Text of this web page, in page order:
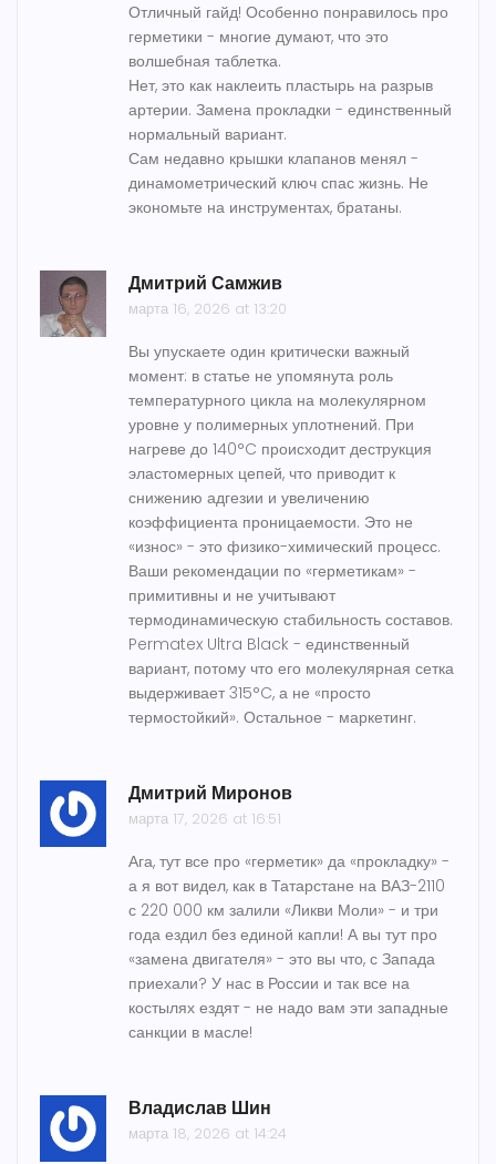
Отличный гайд! Особенно понравилось про
герметики - многие думают, что это
волшебная таблетка.
Нет, это как наклеить пластырь на разрыв
артерии. Замена прокладки - единственный
нормальный вариант.
Сам недавно крышки клапанов менял -
динамометрический ключ спас жизнь. Не
экономьте на инструментах, братаны.
Дмитрий Самжив
марта 16, 2026 at 13:20
Вы упускаете один критически важный
момент: в статье не упомянута роль
температурного цикла на молекулярном
уровне у полимерных уплотнений. При
нагреве до 140°C происходит деструкция
эластомерных цепей, что приводит к
снижению адгезии и увеличению
коэффициента проницаемости. Это не
«износ» - это физико-химический процесс.
Ваши рекомендации по «герметикам» -
примитивны и не учитывают
термодинамическую стабильность составов.
Permatex Ultra Black - единственный
вариант, потому что его молекулярная сетка
выдерживает 315°C, а не «просто
термостойкий». Остальное - маркетинг.
Дмитрий Миронов
марта 17, 2026 at 16:51
Ага, тут все про «герметик» да «прокладку» -
а я вот видел, как в Татарстане на ВАЗ-2110
с 220 000 км залили «Ликви Моли» - и три
года ездил без единой капли! А вы тут про
«замена двигателя» - это вы что, с Запада
приехали? У нас в России и так все на
костылях ездят - не надо вам эти западные
санкции в масле!
Владислав Шин
марта 18, 2026 at 14:24